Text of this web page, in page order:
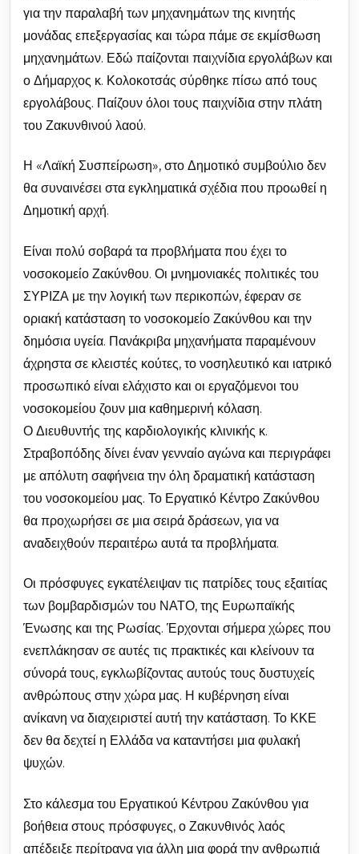
για την παραλαβή των μηχανημάτων της κινητής
μονάδας επεξεργασίας και τώρα πάμε σε εκμίσθωση
μηχανημάτων. Εδώ παίζονται παιχνίδια εργολάβων και
ο Δήμαρχος κ. Κολοκοτσάς σύρθηκε πίσω από τους
εργολάβους. Παίζουν όλοι τους παιχνίδια στην πλάτη
του Ζακυνθινού λαού.
Η «Λαϊκή Συσπείρωση», στο Δημοτικό συμβούλιο δεν
θα συναινέσει στα εγκληματικά σχέδια που προωθεί η
Δημοτική αρχή.
Είναι πολύ σοβαρά τα προβλήματα που έχει το
νοσοκομείο Ζακύνθου. Οι μνημονιακές πολιτικές του
ΣΥΡΙΖΑ με την λογική των περικοπών, έφεραν σε
οριακή κατάσταση το νοσοκομείο Ζακύνθου και την
δημόσια υγεία. Πανάκριβα μηχανήματα παραμένουν
άχρηστα σε κλειστές κούτες, το νοσηλευτικό και ιατρικό
προσωπικό είναι ελάχιστο και οι εργαζόμενοι του
νοσοκομείου ζουν μια καθημερινή κόλαση.
Ο Διευθυντής της καρδιολογικής κλινικής κ.
Στραβοπόδης δίνει έναν γενναίο αγώνα και περιγράφει
με απόλυτη σαφήνεια την όλη δραματική κατάσταση
του νοσοκομείου μας. Το Εργατικό Κέντρο Ζακύνθου
θα προχωρήσει σε μια σειρά δράσεων, για να
αναδειχθούν περαιτέρω αυτά τα προβλήματα.
Οι πρόσφυγες εγκατέλειψαν τις πατρίδες τους εξαιτίας
των βομβαρδισμών του ΝΑΤΟ, της Ευρωπαϊκής
Ένωσης και της Ρωσίας. Έρχονται σήμερα χώρες που
ενεπλάκησαν σε αυτές τις πρακτικές και κλείνουν τα
σύνορά τους, εγκλωβίζοντας αυτούς τους δυστυχείς
ανθρώπους στην χώρα μας. Η κυβέρνηση είναι
ανίκανη να διαχειριστεί αυτή την κατάσταση. Το ΚΚΕ
δεν θα δεχτεί η Ελλάδα να καταντήσει μια φυλακή
ψυχών.
Στο κάλεσμα του Εργατικού Κέντρου Ζακύνθου για
βοήθεια στους πρόσφυγες, ο Ζακυνθινός λαός
απέδειξε περίτρανα για άλλη μια φορά την ανθρωπιά